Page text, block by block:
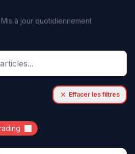
Mis à jour quotidiennement
Effacer les filtres